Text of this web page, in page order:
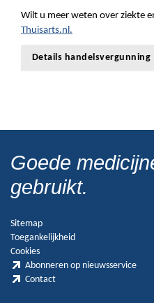
Wilt u meer weten over ziekte
Thuisarts.nl.
Details handelsvergunning
Goede
gebruikt.
Sitemap
Toegankelijkheid
Cookies
Abonneren op nieuwsservice
Contact